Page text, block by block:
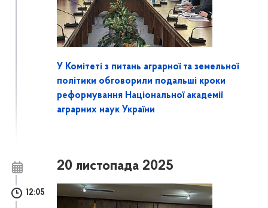
У Комітеті з питань аграрної та земельної
політики обговорили подальші кроки
реформування Національної академії
аграрних наук України
20 листопада 2025
12:05